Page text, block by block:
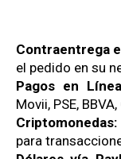
Contraentrega
el pedido en su
Pagos en
Movii, PSE,
Criptomonedas:
para